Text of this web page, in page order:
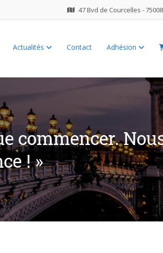
47 Bvd de Courcelles - 75008
Actualités Contact Adhésion
commencer.
! »